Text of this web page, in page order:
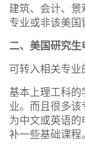
建筑、会计、
专业或非该美国
二、美国研究
可转入相关专业
基本上理工科
业。而且很多
为中文或英语
补一些基础课程。